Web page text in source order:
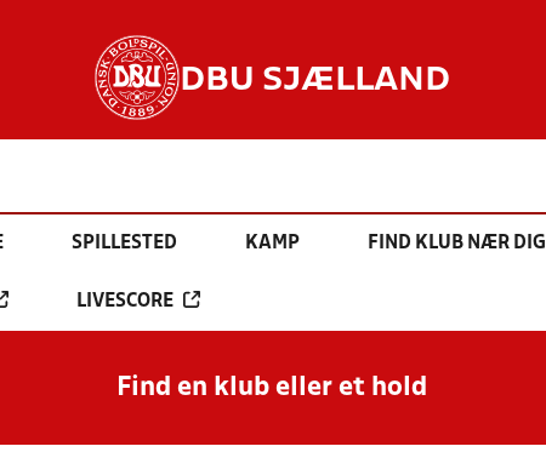
DBU SJÆLLAND
SPILLESTED KAMP FIND KLUB NÆR DIG
LIVESCORE
Find en klub eller et hold